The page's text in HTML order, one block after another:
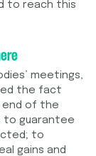
to reach this
meetings,
the fact
end of the
to guarantee
to
gains and